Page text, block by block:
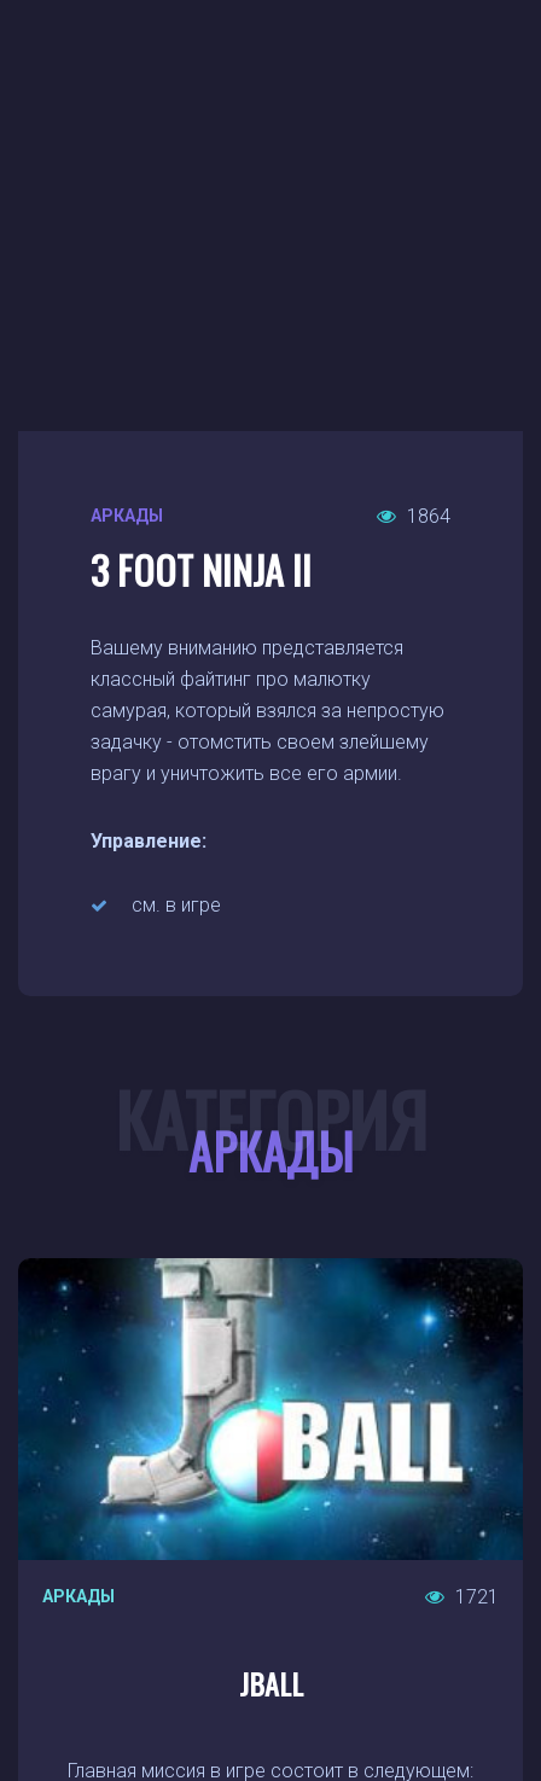
АРКАДЫ 1864
3 FOOT NINJA II
Вашему вниманию представляется
классный файтинг про малютку
самурая, который взялся за непростую
задачку - отомстить своем злейшему
врагу и уничтожить все его армии.
Управление:
см. в игре
АРКАДЫ
КАТЕГОРИЯ
АРКАДЫ 1721
JBALL
Главная миссия в игре состоит в следующем: